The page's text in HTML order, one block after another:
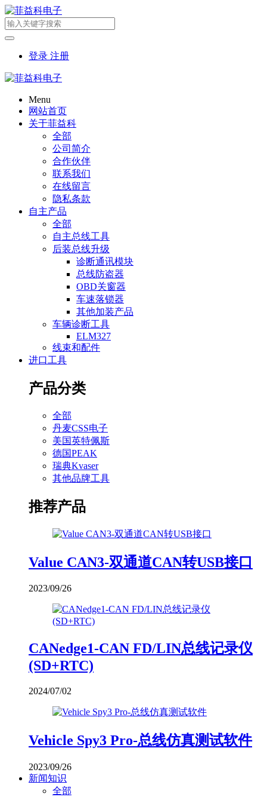
登录 注册
Menu
网站首页
关于菲益科
全部
公司简介
合作伙伴
联系我们
在线留言
隐私条款
自主产品
全部
自主总线工具
后装总线升级
诊断通讯模块
总线防盗器
OBD关窗器
车速落锁器
其他加装产品
车辆诊断工具
ELM327
线束和配件
进口工具
产品分类
全部
丹麦CSS电子
美国英特佩斯
德国PEAK
瑞典Kvaser
其他品牌工具
推荐产品
Value CAN3-双通道CAN转USB接口
2023/09/26
CANedge1-CAN FD/LIN总线记录仪
(SD+RTC)
2024/07/02
Vehicle Spy3 Pro-总线仿真测试软件
2023/09/26
新闻知识
全部